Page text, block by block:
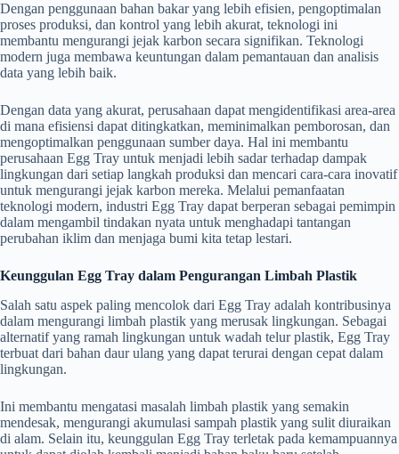
Dengan penggunaan bahan bakar yang lebih efisien, pengoptimalan
proses produksi, dan kontrol yang lebih akurat, teknologi ini
membantu mengurangi jejak karbon secara signifikan. Teknologi
modern juga membawa keuntungan dalam pemantauan dan analisis
data yang lebih baik.
Dengan data yang akurat, perusahaan dapat mengidentifikasi area-area
di mana efisiensi dapat ditingkatkan, meminimalkan pemborosan, dan
mengoptimalkan penggunaan sumber daya. Hal ini membantu
perusahaan Egg Tray untuk menjadi lebih sadar terhadap dampak
lingkungan dari setiap langkah produksi dan mencari cara-cara inovatif
untuk mengurangi jejak karbon mereka. Melalui pemanfaatan
teknologi modern, industri Egg Tray dapat berperan sebagai pemimpin
dalam mengambil tindakan nyata untuk menghadapi tantangan
perubahan iklim dan menjaga bumi kita tetap lestari.
Keunggulan Egg Tray dalam Pengurangan Limbah Plastik
Salah satu aspek paling mencolok dari Egg Tray adalah kontribusinya
dalam mengurangi limbah plastik yang merusak lingkungan. Sebagai
alternatif yang ramah lingkungan untuk wadah telur plastik, Egg Tray
terbuat dari bahan daur ulang yang dapat terurai dengan cepat dalam
lingkungan.
Ini membantu mengatasi masalah limbah plastik yang semakin
mendesak, mengurangi akumulasi sampah plastik yang sulit diuraikan
di alam. Selain itu, keunggulan Egg Tray terletak pada kemampuannya